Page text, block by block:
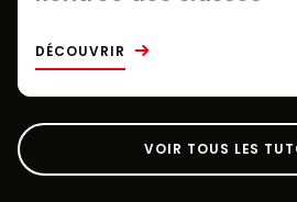
DÉCOUVRIR
VOIR TOUS LES